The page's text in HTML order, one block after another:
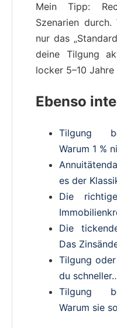
Mein Tipp:
Szenarien
nur das
deine Tilgung
locker 5–10
Ebenso
Tilgung
Warum 1 %
es der
Die
Die
Das
Tilgung
du
Tilgung
Warum sie